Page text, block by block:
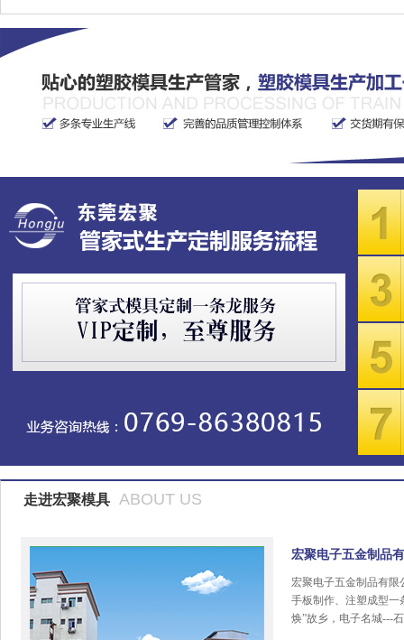
走进宏聚模具 ABOUT US
宏聚电子五金制品
宏聚电子五金制品有限
手板制作、注塑成型一
焕”故乡，电子名城---